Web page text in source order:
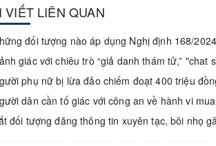
VIẾT LIÊN QUAN
đối tượng nào áp dụng Nghị định 168/
giác với chiêu trò “giả danh thám tử,” "chat
phụ nữ bị lừa đảo chiếm đoạt 400 triệu
dân cần tố giác với công an về hành vi
đối tượng đăng thông tin xuyên tạc, bôi nhọ